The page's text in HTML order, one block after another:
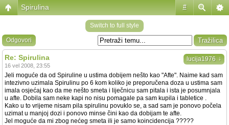
#
Spirulina
Switch to full style
Odgovori
lucija1976 ↓
Re: Spirulina
16 vel 2008, 23:55
Jeli moguće da od Spiruline u ustima dobijem nešto kao "Afte". Naime kad sam
intezivno uzimala Spirulinu po 6 kom koliko je preporučena doza u ustima sam
imala osjećaj kao da me nešto smeta i liječnicu sam pitala i ista je posumnjala
u afte. Dobila sam neke kapi no nisu pomagale pa sam kupila i tabletice .
Kako u to vrijeme nisam pila spirulinu povuklo se, a sad sam je ponovo počela
uzimat u manjoj dozi i ponovo minse čini kao da dobijam te afte.
Jel moguće da mi zbog nećeg smeta ili je samo koincidencija ?????